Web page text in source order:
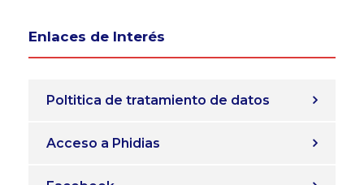
Enlaces de Interés
Poltitica de tratamiento de datos
Acceso a Phidias